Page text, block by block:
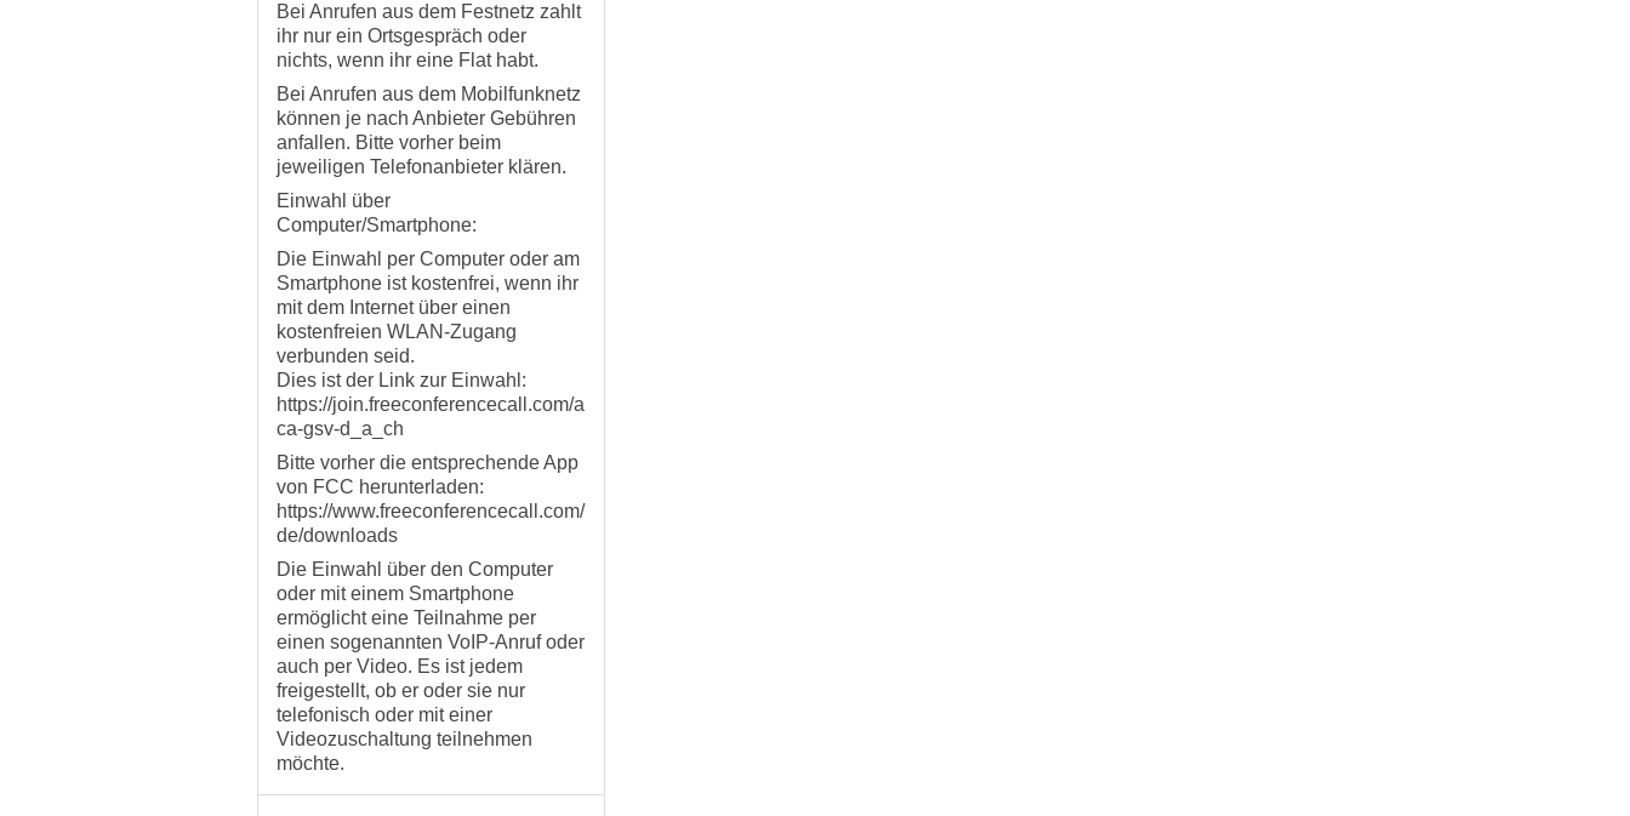
Bei Anrufen aus dem Festnetz zahlt
ihr nur ein Ortsgespräch oder
nichts, wenn ihr eine Flat habt.
Bei Anrufen aus dem Mobilfunknetz
können je nach Anbieter Gebühren
anfallen. Bitte vorher beim
jeweiligen Telefonanbieter klären.
Einwahl über
Computer/Smartphone:
Die Einwahl per Computer oder am
Smartphone ist kostenfrei, wenn ihr
mit dem Internet über einen
kostenfreien WLAN-Zugang
verbunden seid.
Dies ist der Link zur Einwahl:
https://join.freeconferencecall.com/a
ca-gsv-d_a_ch
Bitte vorher die entsprechende App
von FCC herunterladen:
https://www.freeconferencecall.com/
de/downloads
Die Einwahl über den Computer
oder mit einem Smartphone
ermöglicht eine Teilnahme per
einen sogenannten VoIP-Anruf oder
auch per Video. Es ist jedem
freigestellt, ob er oder sie nur
telefonisch oder mit einer
Videozuschaltung teilnehmen
möchte.